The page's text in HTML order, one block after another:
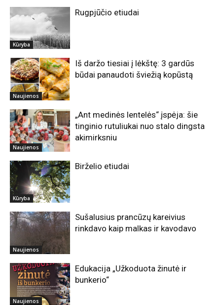
Kūryba
Rugpjūčio etiudai
Naujienos
Iš daržo tiesiai į lėkštę: 3 gardūs
būdai panaudoti šviežią kopūstą
Naujienos
„Ant medinės lentelės“ įspėja: šie
tinginio rutuliukai nuo stalo dingsta
akimirksniu
Kūryba
Birželio etiudai
Naujienos
Sušalusius prancūzų kareivius
rinkdavo kaip malkas ir kavodavo
Naujienos
Edukacija „Užkoduota žinutė ir
bunkerio“